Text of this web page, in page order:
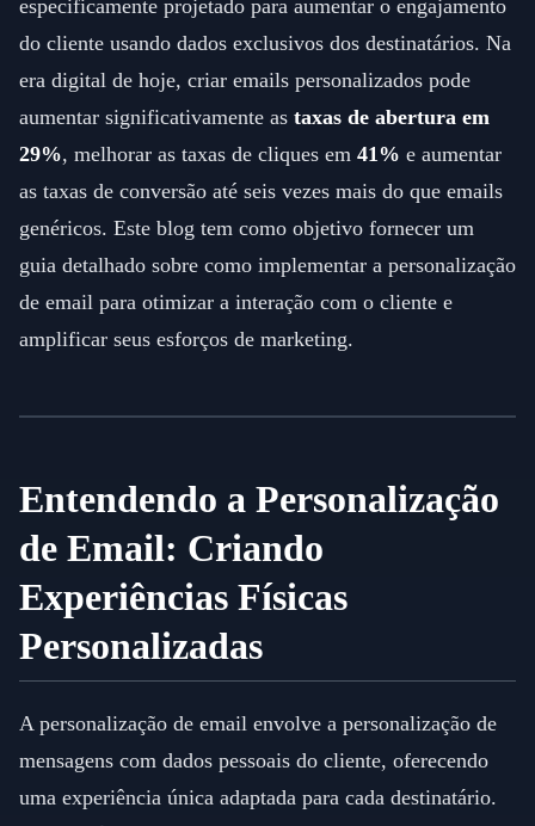
especificamente projetado para aumentar o engajamento
do cliente usando dados exclusivos dos destinatários. Na
era digital de hoje, criar emails personalizados pode
aumentar significativamente as taxas de abertura em
29%, melhorar as taxas de cliques em 41% e aumentar
as taxas de conversão até seis vezes mais do que emails
genéricos. Este blog tem como objetivo fornecer um
guia detalhado sobre como implementar a personalização
de email para otimizar a interação com o cliente e
amplificar seus esforços de marketing.
Entendendo a Personalização
de Email: Criando
Experiências Físicas
Personalizadas
A personalização de email envolve a personalização de
mensagens com dados pessoais do cliente, oferecendo
uma experiência única adaptada para cada destinatário.